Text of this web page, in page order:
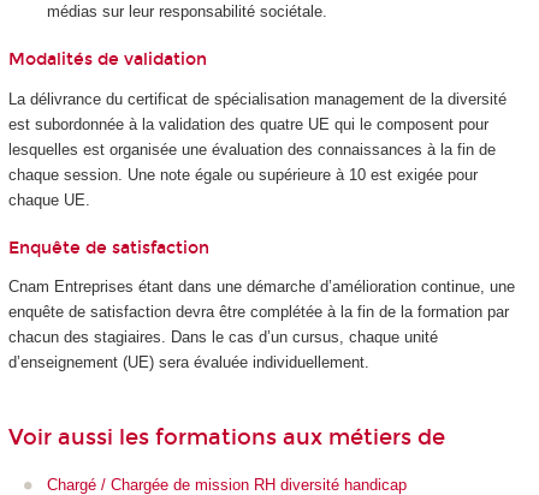
médias sur leur responsabilité sociétale.
Modalités de validation
La délivrance du certificat de spécialisation management de la diversité
est subordonnée à la validation des quatre UE qui le composent pour
lesquelles est organisée une évaluation des connaissances à la fin de
chaque session. Une note égale ou supérieure à 10 est exigée pour
chaque UE.
Enquête de satisfaction
Cnam Entreprises étant dans une démarche d’amélioration continue, une
enquête de satisfaction devra être complétée à la fin de la formation par
chacun des stagiaires. Dans le cas d’un cursus, chaque unité
d’enseignement (UE) sera évaluée individuellement.
Voir aussi les formations aux métiers de
Chargé / Chargée de mission RH diversité handicap